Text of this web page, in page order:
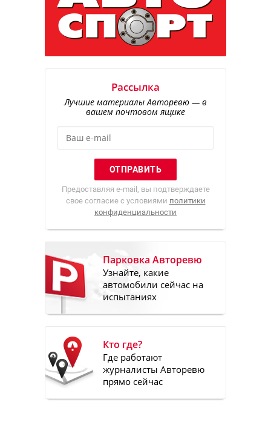
Рассылка
Лучшие материалы Авторевю — в
вашем почтовом ящике
Предоставляя e-mail, вы подтверждаете
свое согласие с условиями политики
конфиденциальности
Парковка Авторевю
Узнайте, какие
автомобили сейчас на
испытаниях
Кто где?
Где работают
журналисты Авторевю
прямо сейчас